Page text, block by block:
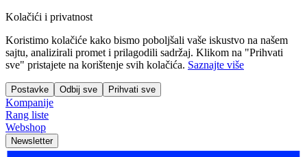
Kolačići i privatnost
Koristimo kolačiće kako bismo poboljšali vaše iskustvo na našem
sajtu, analizirali promet i prilagodili sadržaj. Klikom na "Prihvati
sve" pristajete na korištenje svih kolačića. Saznajte više
Postavke Odbij sve Prihvati sve
Kompanije
Rang liste
Webshop
Newsletter